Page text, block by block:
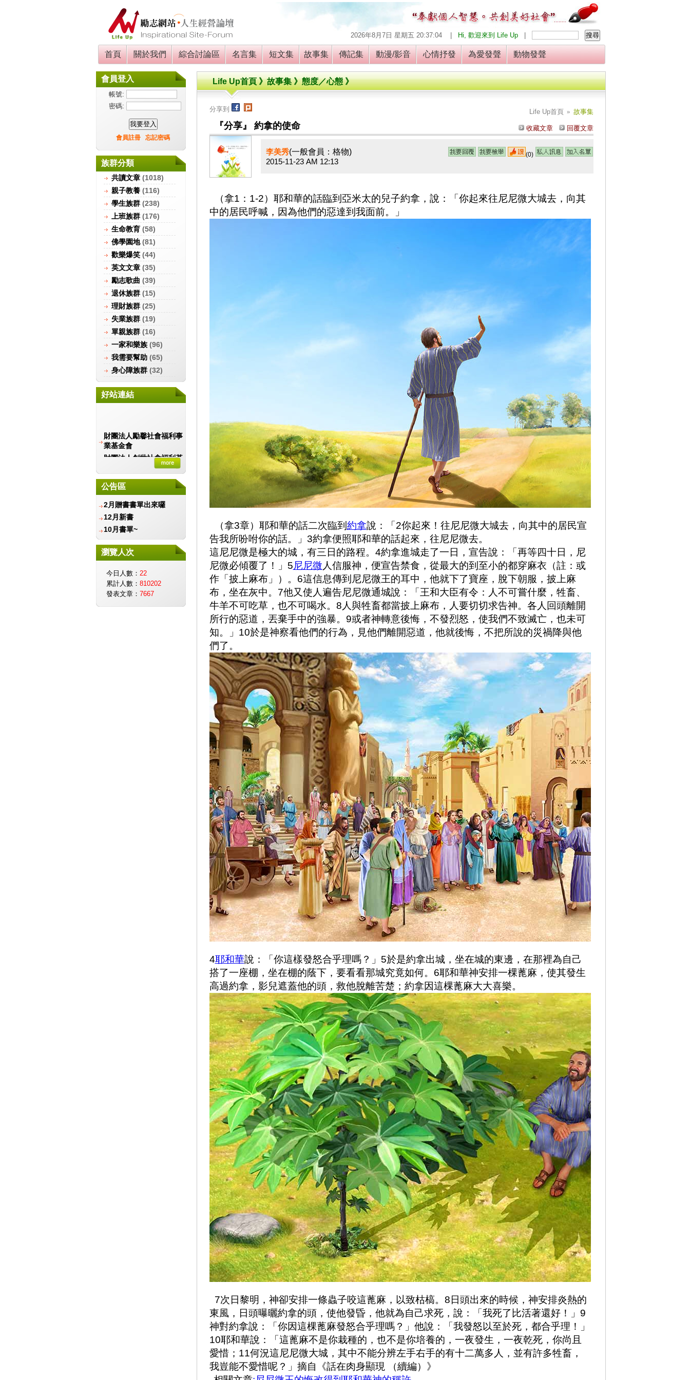
2026年8月7日 星期五 20:37:05 Hi, 歡迎來到 Life Up
首頁 關於我們 綜合討論區 名言集 短文集 故事集 傳記集 動漫/影音 心情抒發 為愛發聲 動物發聲
會員登入
帳號:
密碼:
會員註冊 忘記密碼
族群分類
共讀文章 (1018)
親子教養 (116)
學生族群 (238)
上班族群 (176)
生命教育 (58)
佛學園地(81)
歡樂爆笑 (44)
英文文章 (35)
勵志歌曲 (39)
退休族群 (15)
理財族群 (25)
失業族群 (19)
單親族群 (16)
一家和樂族 (96)
我需要幫助 (65)
身心障族群 (32)
好站連結
財團法人勵馨社會福利事
業基金會
財團法人創世社會福利基
財團法人愛盲基金會
信誼基金會-守護孩子唯
一的童年
兒童福利聯盟文教基金會
智邦公益館
社團法人台灣生命教育協
會
遲緩兒早期療育協會
童關懷協會
台北市學習障礙者家長協
會
公告區
2月贈書書單出來囉
12月新書
10月書單~
瀏覽人次
今日人數： 22
累計人數： 810202
發表文章： 7667
Life Up首頁 》故事集 》態度／心態 》
分享到 Life Up首頁» 故事集
『分享』 約拿的使命 收藏文章 回覆文章
李美秀(一般會員：格物)
2015-11-23 AM 12:13
(0)
（拿1：1-2）耶和華的話臨到亞米太的兒子約拿，說：「你起來往尼尼微大城去，向其
中的居民呼喊，因為他們的惡達到我面前。」
（拿3章）耶和華的話二次臨到 約拿說：「2你起來！往尼尼微大城去，向其中的居民宣
告我所吩咐你的話。」3約拿便照耶和華的話起來，往尼尼微去。
這尼尼微是極大的城，有三日的路程。4約拿進城走了一日，宣告說：「再等四十日，尼
尼微必傾覆了！」5尼尼微 人信服神，便宣告禁食，從最大的到至小的都穿麻衣（註：或
作「披上麻布」）。6這信息傳到尼尼微王的耳中，他就下了寶座，脫下朝服，披上麻
布，坐在灰中。7他又使人遍告尼尼微通城說：「王和大臣有令：人不可嘗什麼，牲畜、
牛羊不可吃草，也不可喝水。8人與牲畜都當披上麻布，人要切切求告神。各人回頭離開
所行的惡道，丟棄手中的強暴。9或者神轉意後悔，不發烈怒，使我們不致滅亡，也未可
知。」10於是神察看他們的行為，見他們離開惡道，他就後悔，不把所說的災禍降與他
們了。
4耶和華說：「你這樣發怒合乎理嗎？」5於是約拿出城，坐在城的東邊，在那裡為自己
搭了一座棚，坐在棚的蔭下，要看看那城究竟如何。6耶和華神安排一棵蓖麻，使其發生
高過約拿，影兒遮蓋他的頭，救他脫離苦楚；約拿因這棵蓖麻大大喜樂。
7次日黎明，神卻安排一條蟲子咬這蓖麻，以致枯槁。8日頭出來的時候，神安排炎熱的
東風，日頭曝曬約拿的頭，使他發昏，他就為自己求死，說：「我死了比活著還好！」9
神對約拿說：「你因這棵蓖麻發怒合乎理嗎？」他說：「我發怒以至於死，都合乎理！」
10耶和華說：「這蓖麻不是你栽種的，也不是你培養的，一夜發生，一夜乾死，你尚且
愛惜；11何況這尼尼微大城，其中不能分辨左手右手的有十二萬多人，並有許多牲畜，
我豈能不愛惜呢？」摘自《話在肉身顯現 （續編）》